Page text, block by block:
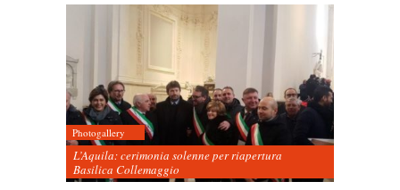
Photogallery
L’Aquila: cerimonia solenne per riapertura
Basilica Collemaggio